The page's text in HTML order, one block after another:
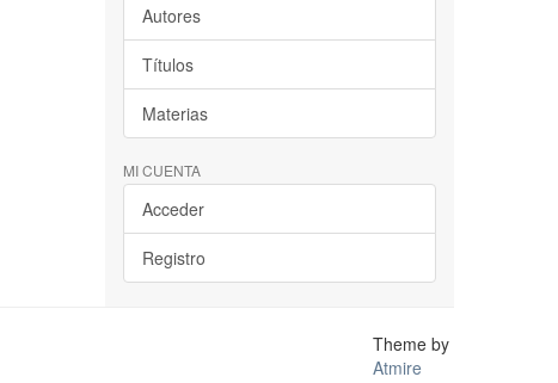
Autores
Títulos
Materias
MI CUENTA
Acceder
Registro
Theme by
Atmire